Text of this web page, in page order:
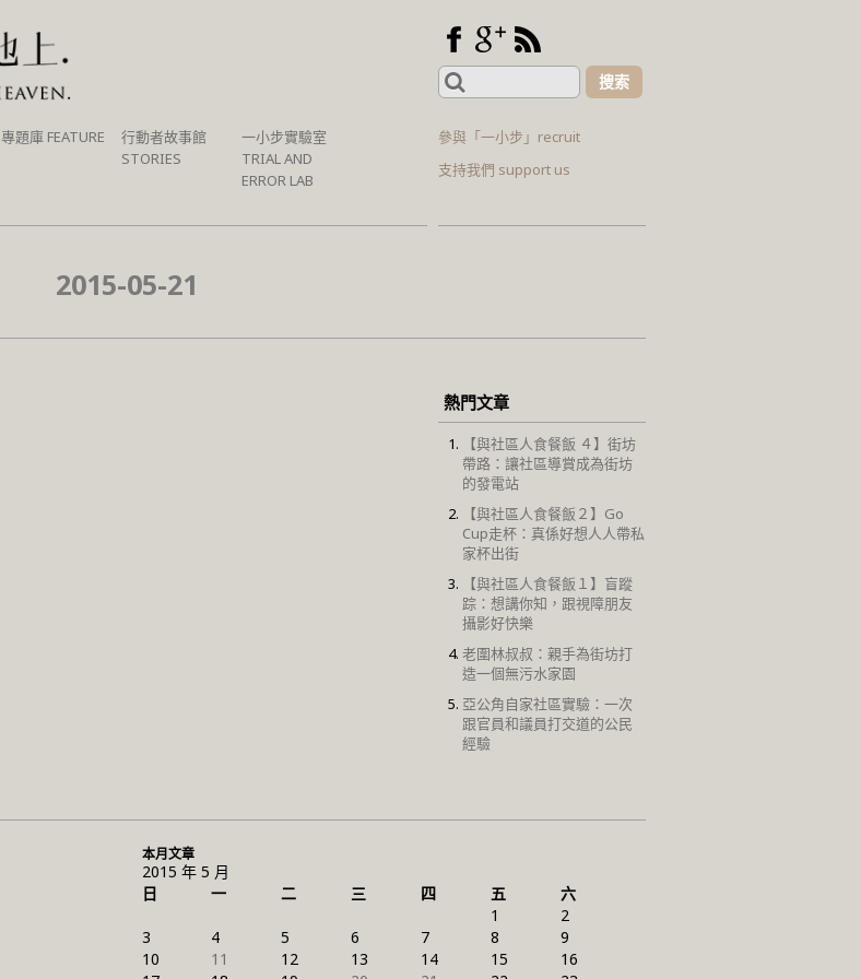
Search
for:
專題庫 FEATURE
行動者故事館
STORIES
一小步實驗室
TRIAL AND
ERROR LAB
參與「一小步」recruit
支持我們 support us
2015-05-21
熱門文章
【與社區人食餐飯 ４】街坊
帶路：讓社區導賞成為街坊
的發電站
【與社區人食餐飯２】Go
Cup走杯：真係好想人人帶私
家杯出街
【與社區人食餐飯１】盲蹤
踪：想講你知，跟視障朋友
攝影好快樂
老圍林叔叔：親手為街坊打
造一個無污水家園
亞公角自家社區實驗：一次
跟官員和議員打交道的公民
經驗
本月文章
2015 年 5 月
日
一 二 三 四 五
六
1
2
3
4 5 6 7 8
9
10
11 12 13 14 15
16